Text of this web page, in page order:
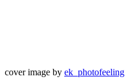
cover image by ek_photofeeling